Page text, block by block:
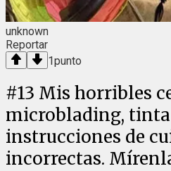
unknown
Reportar
1punto
#13 Mis horribles
microblading, tinta
instrucciones de
incorrectas.